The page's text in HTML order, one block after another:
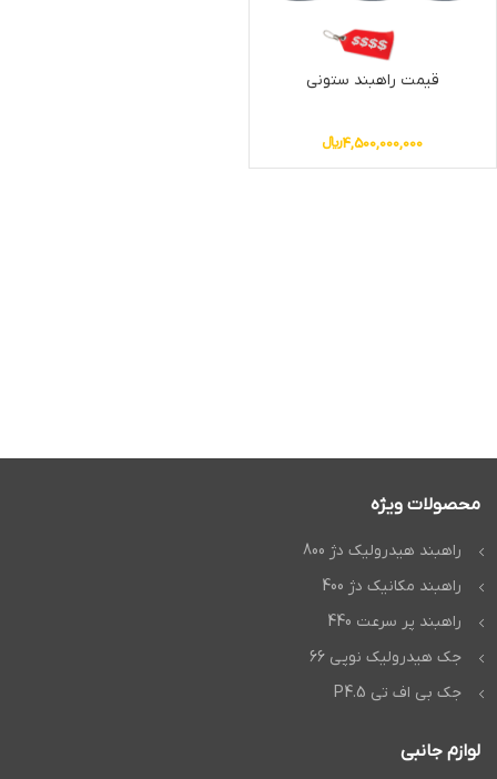
قیمت راهبند ستونی
4,500,000,000﷼
محصولات ویژه
راهبند هیدرولیک دژ 800
راهبند مکانیک دژ 400
راهبند پر سرعت 440
جک هیدرولیک نوپی 66
جک بی اف تی P4.5
لوازم جانبی